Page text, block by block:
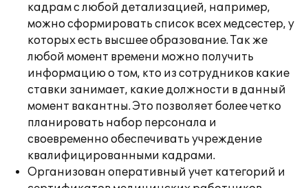
кадрам с любой детализацией, например,
можно сформировать список всех медсестер, у
которых есть высшее образование. Так же
любой момент времени можно получить
информацию о том, кто из сотрудников какие
ставки занимает, какие должности в данный
момент вакантны. Это позволяет более четко
планировать набор персонала и
своевременно обеспечивать учреждение
квалифицированными кадрами.
Организован оперативный учет категорий и